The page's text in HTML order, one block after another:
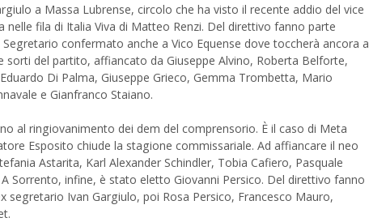
a Massa Lubrense, circolo che ha visto il recente addio del vice
nelle fila di Italia Viva di Matteo Renzi. Del direttivo fanno parte
confermato anche a Vico Equense dove toccherà ancora a
sorti del partito, affiancato da Giuseppe Alvino, Roberta Belforte,
Di Palma, Giuseppe Grieco, Gemma Trombetta, Mario
e Gianfranco Staiano.
al ringiovanimento dei dem del comprensorio. È il caso di Meta
Esposito chiude la stagione commissariale. Ad affiancare il neo
Astarita, Karl Alexander Schindler, Tobia Cafiero, Pasquale
Sorrento, infine, è stato eletto Giovanni Persico. Del direttivo fanno
segretario Ivan Gargiulo, poi Rosa Persico, Francesco Mauro,